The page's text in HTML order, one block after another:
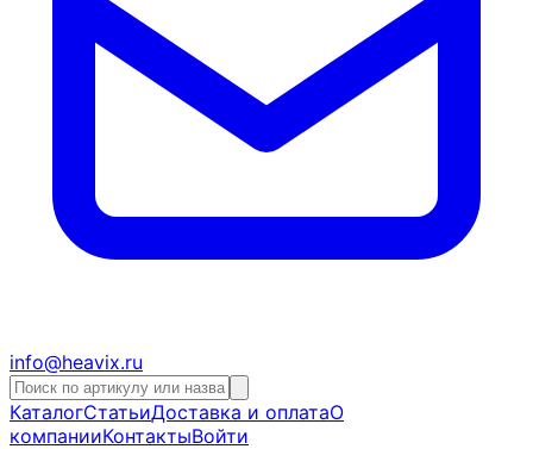
info@heavix.ru
КаталогСтатьиДоставка и оплатаО
компанииКонтактыВойти